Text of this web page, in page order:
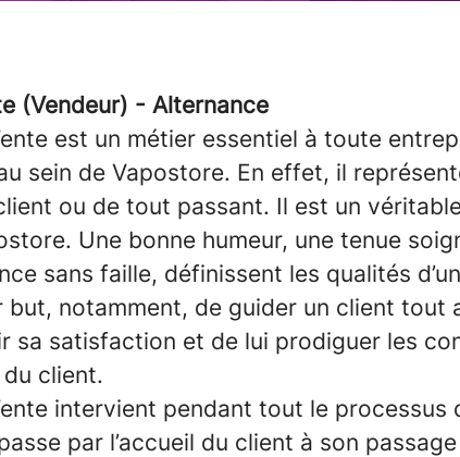
(Vendeur) - Alternance
est un métier essentiel à toute
sein de Vapostore. En effet, il
ou de tout passant. Il est un
Une bonne humeur, une tenue
sans faille, définissent les qualités
but, notamment, de guider un client tout
sa satisfaction et de lui prodiguer les
client.
intervient pendant tout le processus
par l’accueil du client à son